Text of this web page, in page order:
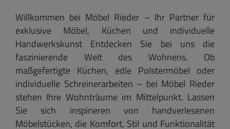
Willkommen bei Möbel Rieder – Ihr Partner für
exklusive Möbel, Küchen und individuelle
Handwerkskunst Entdecken Sie bei uns die
faszinierende Welt des Wohnens. Ob
maßgefertigte Küchen, edle Polstermöbel oder
individuelle Schreinerarbeiten – bei Möbel Rieder
stehen Ihre Wohnträume im Mittelpunkt. Lassen
Sie sich inspirieren von handverlesenen
Möbelstücken, die Komfort, Stil und Funktionalität